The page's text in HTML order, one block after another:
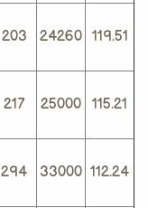
203 24260 119.51
217 25000 115.21
294 33000 112.24